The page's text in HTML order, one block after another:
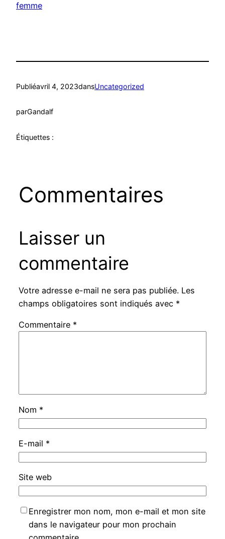
femme
Publiéavril 4, 2023dansUncategorized
parGandalf
Étiquettes :
Commentaires
Laisser un
commentaire
Votre adresse e-mail ne sera pas publiée. Les
champs obligatoires sont indiqués avec *
Commentaire *
Nom *
E-mail *
Site web
Enregistrer mon nom, mon e-mail et mon site
dans le navigateur pour mon prochain